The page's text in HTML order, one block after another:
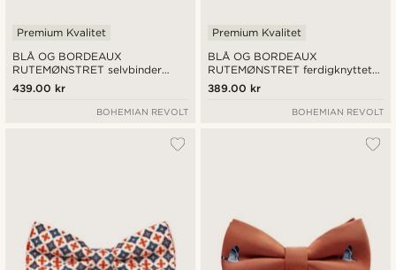
BLÅ OG BORDEAUX
RUTEMØNSTRET selvbinder
silkesløyfe
Premium Kvalitet
439.00 kr
BOHEMIAN REVOLT
BLÅ OG BORDEAUX
RUTEMØNSTRET ferdigknyttet
silkesløyfe
Premium Kvalitet
389.00 kr
BOHEMIAN REVOLT